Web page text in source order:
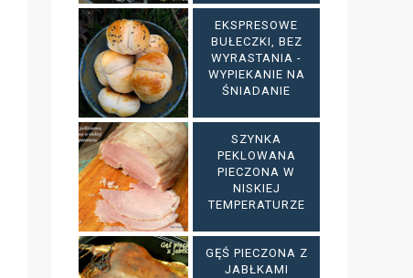
EKSPRESOWE
BUŁECZKI, BEZ
WYRASTANIA -
WYPIEKANIE NA
ŚNIADANIE
SZYNKA
PEKLOWANA
PIECZONA W
NISKIEJ
TEMPERATURZE
GĘŚ PIECZONA Z
JABŁKAMI